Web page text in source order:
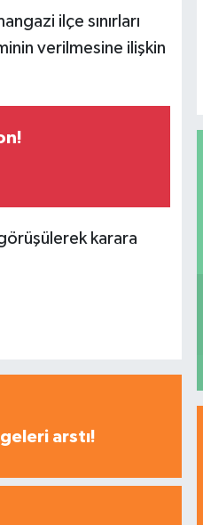
ilçe sınırları
verilmesine ilişkin
karara
arstı!